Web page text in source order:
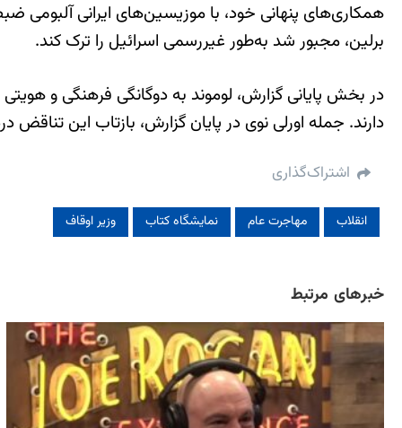
همکاری‌های پنهانی خود، با موزیسین‌های ایرانی آلبومی
برلین، مجبور شد به‌طور غیررسمی اسرائیل را ترک کند.
در بخش پایانی گزارش، لوموند به دوگانگی فرهنگی و
دارند. جمله اورلی نوی در پایان گزارش، بازتاب این تناقض
اشتراک‌گذاری
انقلاب مهاجرت عام نمایشگاه کتاب وزیر اوقاف
خبرهای مرتبط